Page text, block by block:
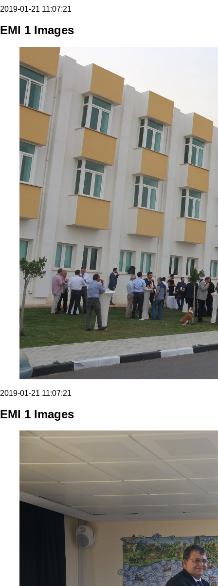
2019-01-21 11:07:21
EMI 1 Images
2019-01-21 11:07:21
EMI 1 Images